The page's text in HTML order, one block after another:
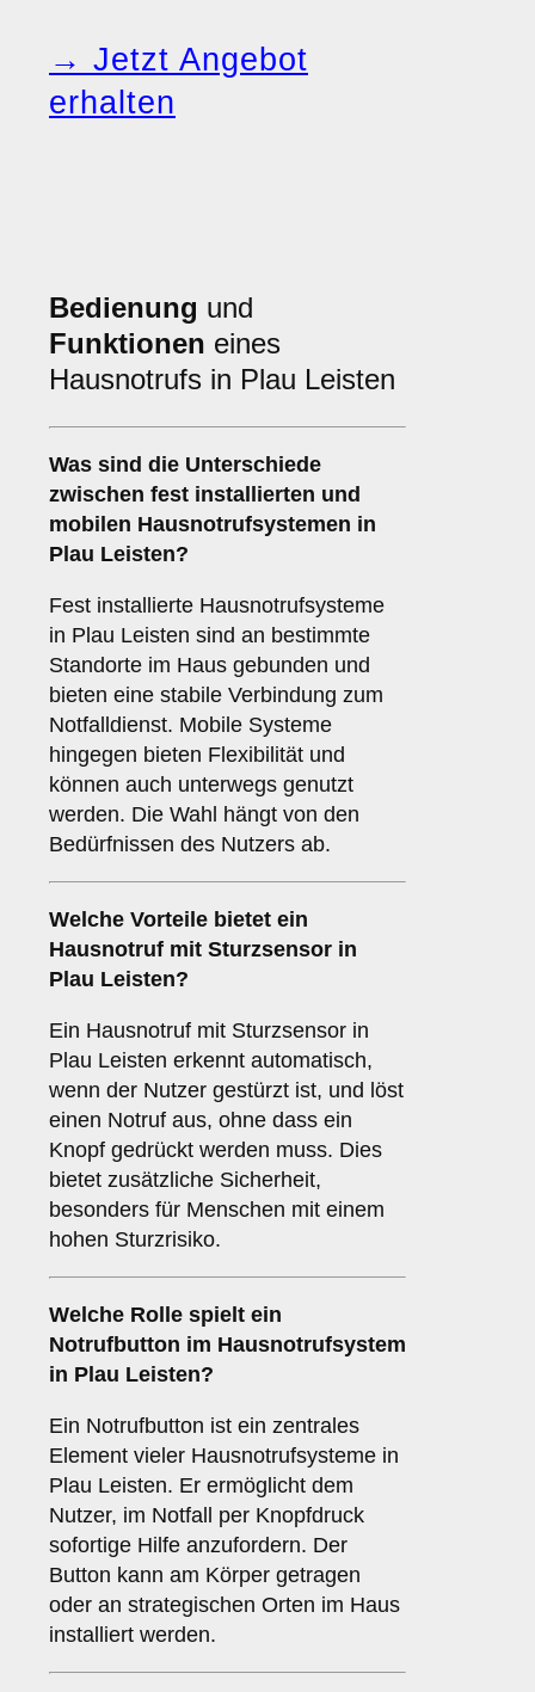
→ Jetzt Angebot
erhalten
Bedienung und
Funktionen eines
Hausnotrufs in Plau Leisten
Was sind die Unterschiede
zwischen fest installierten und
mobilen Hausnotrufsystemen in
Plau Leisten?
Fest installierte Hausnotrufsysteme
in Plau Leisten sind an bestimmte
Standorte im Haus gebunden und
bieten eine stabile Verbindung zum
Notfalldienst. Mobile Systeme
hingegen bieten Flexibilität und
können auch unterwegs genutzt
werden. Die Wahl hängt von den
Bedürfnissen des Nutzers ab.
Welche Vorteile bietet ein
Hausnotruf mit Sturzsensor in
Plau Leisten?
Ein Hausnotruf mit Sturzsensor in
Plau Leisten erkennt automatisch,
wenn der Nutzer gestürzt ist, und löst
einen Notruf aus, ohne dass ein
Knopf gedrückt werden muss. Dies
bietet zusätzliche Sicherheit,
besonders für Menschen mit einem
hohen Sturzrisiko.
Welche Rolle spielt ein
Notrufbutton im Hausnotrufsystem
in Plau Leisten?
Ein Notrufbutton ist ein zentrales
Element vieler Hausnotrufsysteme in
Plau Leisten. Er ermöglicht dem
Nutzer, im Notfall per Knopfdruck
sofortige Hilfe anzufordern. Der
Button kann am Körper getragen
oder an strategischen Orten im Haus
installiert werden.